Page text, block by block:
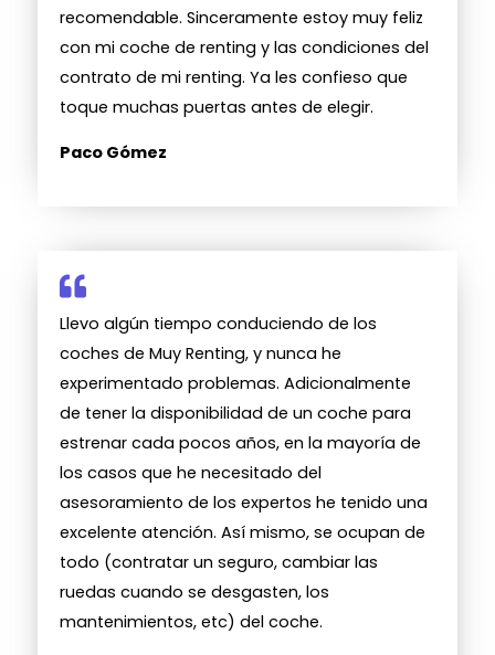
recomendable. Sinceramente estoy muy feliz
con mi coche de renting y las condiciones del
contrato de mi renting. Ya les confieso que
toque muchas puertas antes de elegir.
Paco Gómez
Llevo algún tiempo conduciendo de los
coches de Muy Renting, y nunca he
experimentado problemas. Adicionalmente
de tener la disponibilidad de un coche para
estrenar cada pocos años, en la mayoría de
los casos que he necesitado del
asesoramiento de los expertos he tenido una
excelente atención. Así mismo, se ocupan de
todo (contratar un seguro, cambiar las
ruedas cuando se desgasten, los
mantenimientos, etc) del coche.